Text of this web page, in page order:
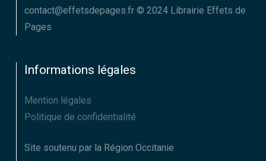
contact@effetsdepages.fr © 2024 Librairie Effets de
Pages
Informations légales
Mention légales
Politique de confidentialité
Site soutenu par la Région Occitanie